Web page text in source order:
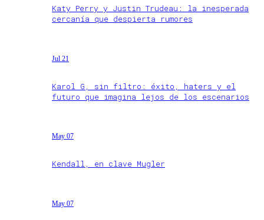
Katy Perry y Justin Trudeau: la inesperada
cercanía que despierta rumores
Jul 21
Karol G, sin filtro: éxito, haters y el
futuro que imagina lejos de los escenarios
May 07
Kendall, en clave Mugler
May 07